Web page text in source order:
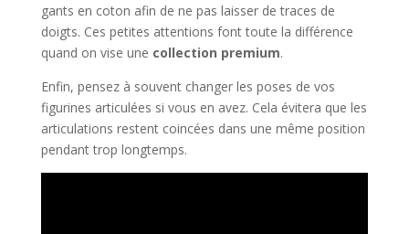
gants en coton afin de ne pas laisser de traces de
doigts. Ces petites attentions font toute la différence
quand on vise une collection premium.
Enfin, pensez à souvent changer les poses de vos
figurines articulées si vous en avez. Cela évitera que les
articulations restent coincées dans une même position
pendant trop longtemps.